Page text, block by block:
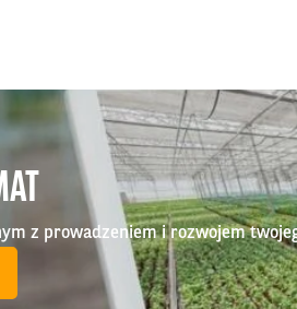
z prowadzeniem i rozwojem